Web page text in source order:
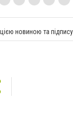
цією новиною та